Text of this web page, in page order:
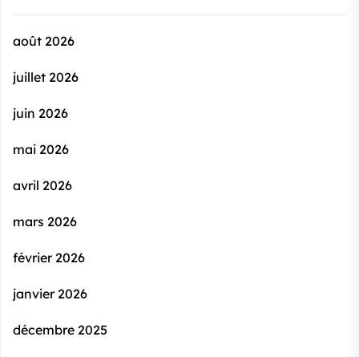
août 2026
juillet 2026
juin 2026
mai 2026
avril 2026
mars 2026
février 2026
janvier 2026
décembre 2025